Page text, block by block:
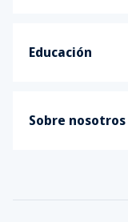
Educación
Sobre nosotros